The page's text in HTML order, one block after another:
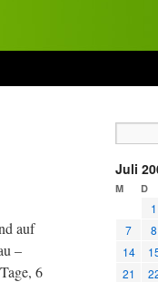
auf
–
6
Juli
M D
1
7
8
14
21